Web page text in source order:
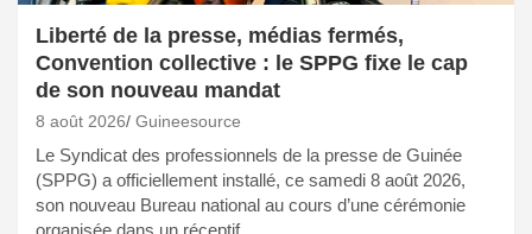
Liberté de la presse, médias fermés,
Convention collective : le SPPG fixe le cap
de son nouveau mandat
8 août 2026 Guineesource
Le Syndicat des professionnels de la presse de Guinée
(SPPG) a officiellement installé, ce samedi 8 août 2026,
son nouveau Bureau national au cours d’une cérémonie
organisée dans un réceptif…